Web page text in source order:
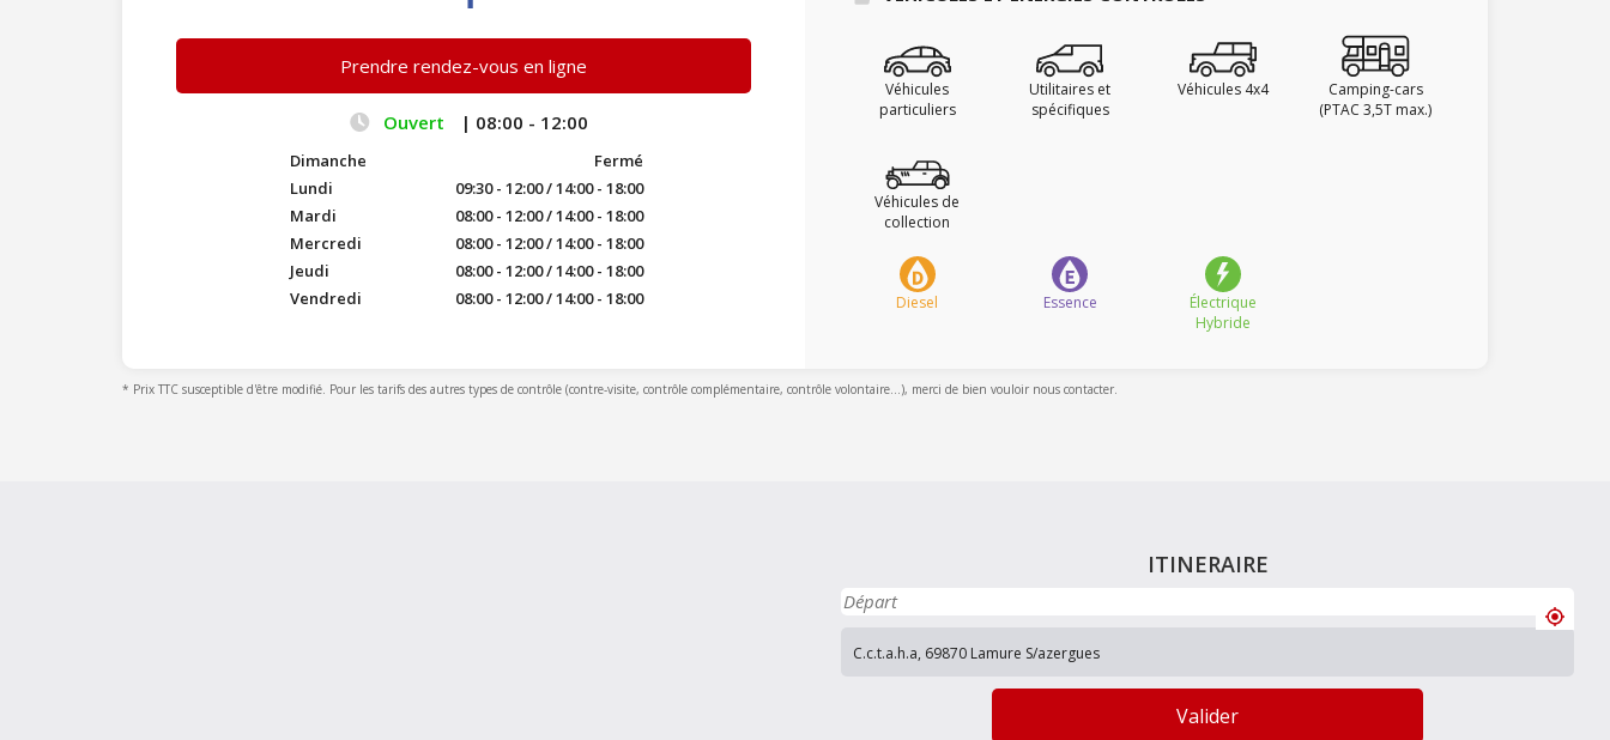
Prendre rendez-vous en ligne
Ouvert | 08:00 - 12:00
Dimanche
Fermé
Lundi
09:30 - 12:00 / 14:00 - 18:00
Mardi
08:00 - 12:00 / 14:00 - 18:00
Mercredi
08:00 - 12:00 / 14:00 - 18:00
Jeudi
08:00 - 12:00 / 14:00 - 18:00
Vendredi
08:00 - 12:00 / 14:00 - 18:00
Véhicules
particuliers
Utilitaires et
spécifiques
Véhicules 4x4
Camping-cars
(PTAC 3,5T max.)
Véhicules de
collection
Diesel Essence
Électrique
Hybride
* Prix TTC susceptible d'être modifié. Pour les tarifs des autres types de contrôle (contre-visite, contrôle complémentaire, contrôle volontaire...), merci de bien vouloir nous contacter.
ITINERAIRE
Valider